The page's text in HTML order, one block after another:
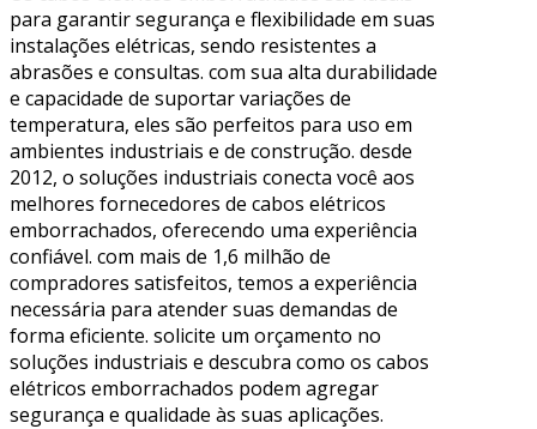
para garantir segurança e flexibilidade em suas
instalações elétricas, sendo resistentes a
abrasões e consultas. com sua alta durabilidade
e capacidade de suportar variações de
temperatura, eles são perfeitos para uso em
ambientes industriais e de construção. desde
2012, o soluções industriais conecta você aos
melhores fornecedores de cabos elétricos
emborrachados, oferecendo uma experiência
confiável. com mais de 1,6 milhão de
compradores satisfeitos, temos a experiência
necessária para atender suas demandas de
forma eficiente. solicite um orçamento no
soluções industriais e descubra como os cabos
elétricos emborrachados podem agregar
segurança e qualidade às suas aplicações.